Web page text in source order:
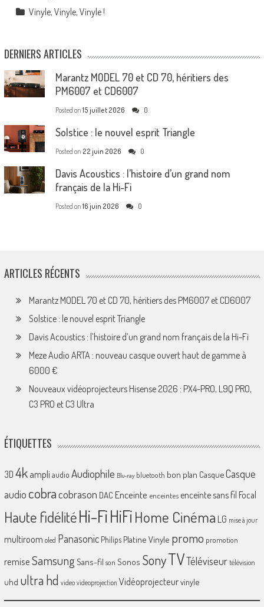
Vinyle, Vinyle, Vinyle !
DERNIERS ARTICLES
Marantz MODEL 70 et CD 70, héritiers des
PM6007 et CD6007
Posted on 15 juillet 2026 0
Solstice : le nouvel esprit Triangle
Posted on 22 juin 2026 0
Davis Acoustics : l’histoire d’un grand nom
français de la Hi-Fi
Posted on 16 juin 2026 0
ARTICLES RÉCENTS
Marantz MODEL 70 et CD 70, héritiers des PM6007 et CD6007
Solstice : le nouvel esprit Triangle
Davis Acoustics : l’histoire d’un grand nom français de la Hi-Fi
Meze Audio ARTA : nouveau casque ouvert haut de gamme à
6000 €
Nouveaux vidéoprojecteurs Hisense 2026 : PX4-PRO, L9Q PRO,
C3 PRO et C3 Ultra
ÉTIQUETTES
3D 4k ampliaudio Audiophile Blu-ray bluetooth bon plan CasqueCasque
audio cobracobrason DAC Enceinte enceintes enceinte sans fil Focal
Haute fidélitéHi-FiHiFiHome Cinéma LG mise à jour
multiroom oled Panasonic Philips Platine Vinyle promo promotion
remiseSamsungSans-fil son Sonos SonyTVTéléviseur télévision
uhd ultra hd video videoprojection Vidéoprojecteurvinyle